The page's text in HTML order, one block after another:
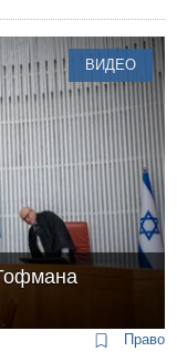
ВИДЕО
Право